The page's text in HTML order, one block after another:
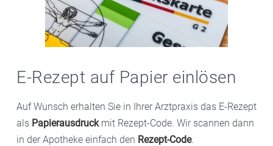
E-Rezept auf Papier einlösen
Auf Wunsch erhalten Sie in Ihrer Arztpraxis das E-Rezept
als Papierausdruckmit Rezept-Code. Wir scannen dann
in der Apotheke einfach den Rezept-Code.